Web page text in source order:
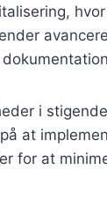
i
at
for at